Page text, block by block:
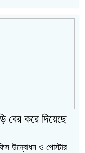
বের করে দিয়েছে
উদ্বোধন ও পোস্টার